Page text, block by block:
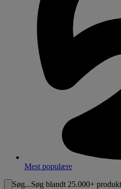
Mest populære
Søg...Søg blandt 25.000+